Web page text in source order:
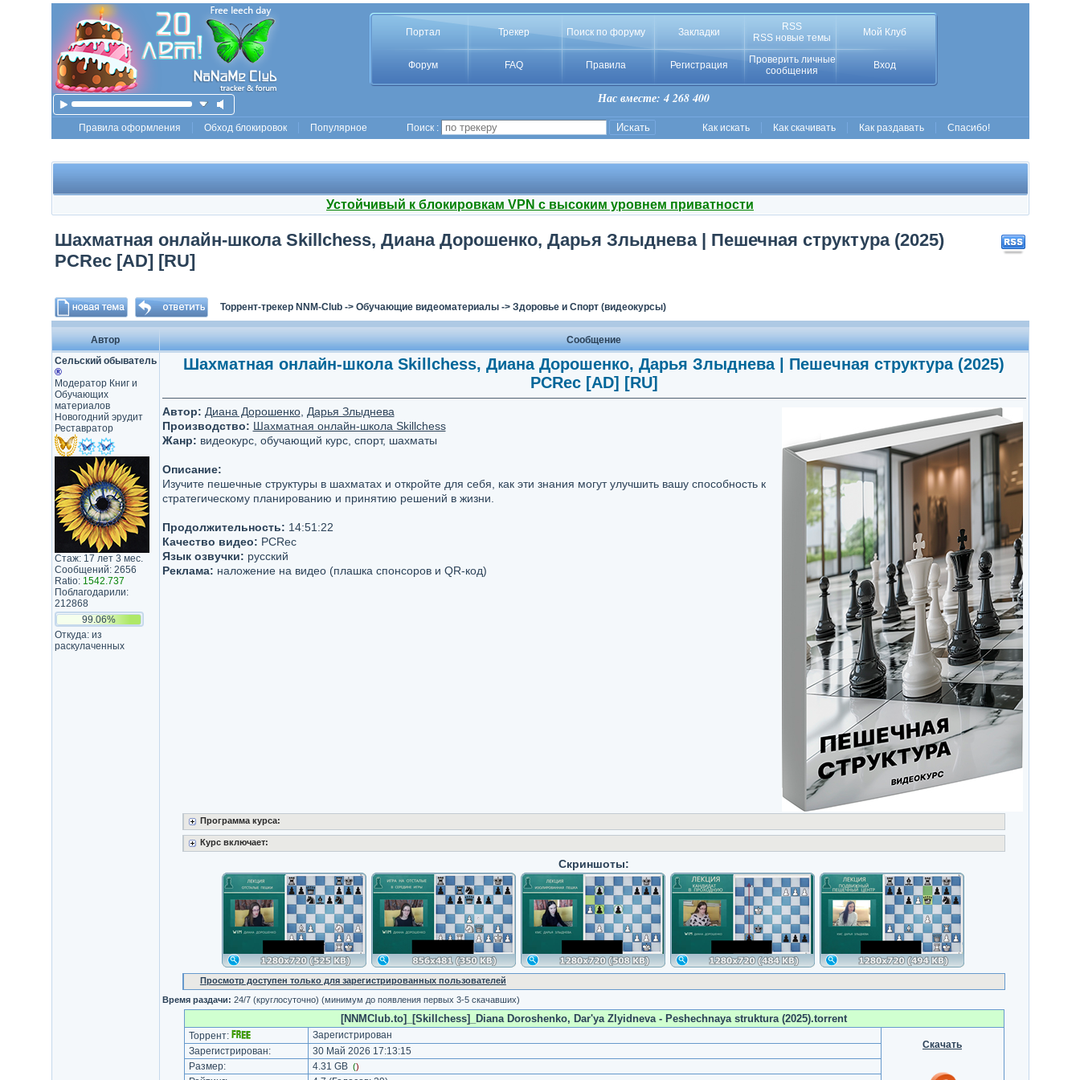
Портал Трекер Поиск по форуму Закладки
RSS
RSS новые темы
Мой Клуб
Форум FAQ Правила Регистрация
Проверить личные
сообщения
Вход
Нас вместе: 4 268 400
Правила оформления Обход блокировок Популярное Поиск : Как искать Как скачивать Как раздавать Спасибо!
Устойчивый к блокировкам VPN с высоким уровнем приватности
Шахматная онлайн-школа Skillchess, Диана Дорошенко, Дарья Злыднева | Пешечная структура (2025)
PCRec [AD] [RU]
Торрент-трекер NNM-Club-> Обучающие видеоматериалы-> Здоровье и Спорт (видеокурсы)
Автор
Сообщение
Сельский обыватель
®
Модератор Книг и
Обучающих
материалов
Новогодний эрудит
Реставратор
Стаж: 17 лет 3 мес.
Сообщений: 2656
Ratio: 1542.737
Поблагодарили:
212868
99.06%
Откуда: из
раскулаченных
Шахматная онлайн-школа Skillchess, Диана Дорошенко, Дарья Злыднева | Пешечная структура (2025)
PCRec [AD] [RU]
Автор: Диана Дорошенко, Дарья Злыднева
Производство: Шахматная онлайн-школа Skillchess
Жанр: видеокурс, обучающий курс, спорт, шахматы
Описание:
Изучите пешечные структуры в шахматах и откройте для себя, как эти знания могут улучшить вашу способность к
стратегическому планированию и принятию решений в жизни.
Продолжительность: 14:51:22
Качество видео: PCRec
Язык озвучки: русский
Реклама: наложение на видео (плашка спонсоров и QR-код)
Программа курса:
Курс включает:
Скриншоты:
Просмотр доступен только для зарегистрированных пользователей
Время раздачи: 24/7 (круглосуточно) (минимум до появления первых 3-5 скачавших)
[NNMClub.to]_[Skillchess]_Diana Doroshenko, Dar'ya Zlyidneva - Peshechnaya struktura (2025).torrent
Торрент:
Зарегистрирован
Скачать
Зарегистрирован:
30 Май 2026 17:13:15
Размер:
4.31 GB ()